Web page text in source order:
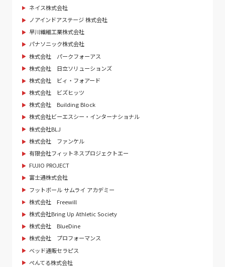
ネイス株式会社
ノアインドアステージ 株式会社
早川繊維工業株式会社
パナソニック株式会社
株式会社 パークフォーアス
株式会社 日立ソリューションズ
株式会社 ビィ・フォアード
株式会社 ビズヒッツ
株式会社 Building Block
株式会社ビーエスシー・インターナショナル
株式会社BLJ
株式会社 ファンケル
有限会社フィットネスプロジェクトエー
FUJIO PROJECT
富士通株式会社
フットボール サムライ アカデミー
株式会社 Freewill
株式会社Bring Up Athletic Society
株式会社 BlueDine
株式会社 プロフォーマンス
ベッド通販セラピス
ぺんてる株式会社